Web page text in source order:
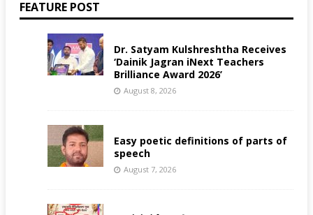
FEATURE POST
Dr. Satyam Kulshreshtha Receives
‘Dainik Jagran iNext Teachers
Brilliance Award 2026’
August 8, 2026
Easy poetic definitions of parts of
speech
August 7, 2026